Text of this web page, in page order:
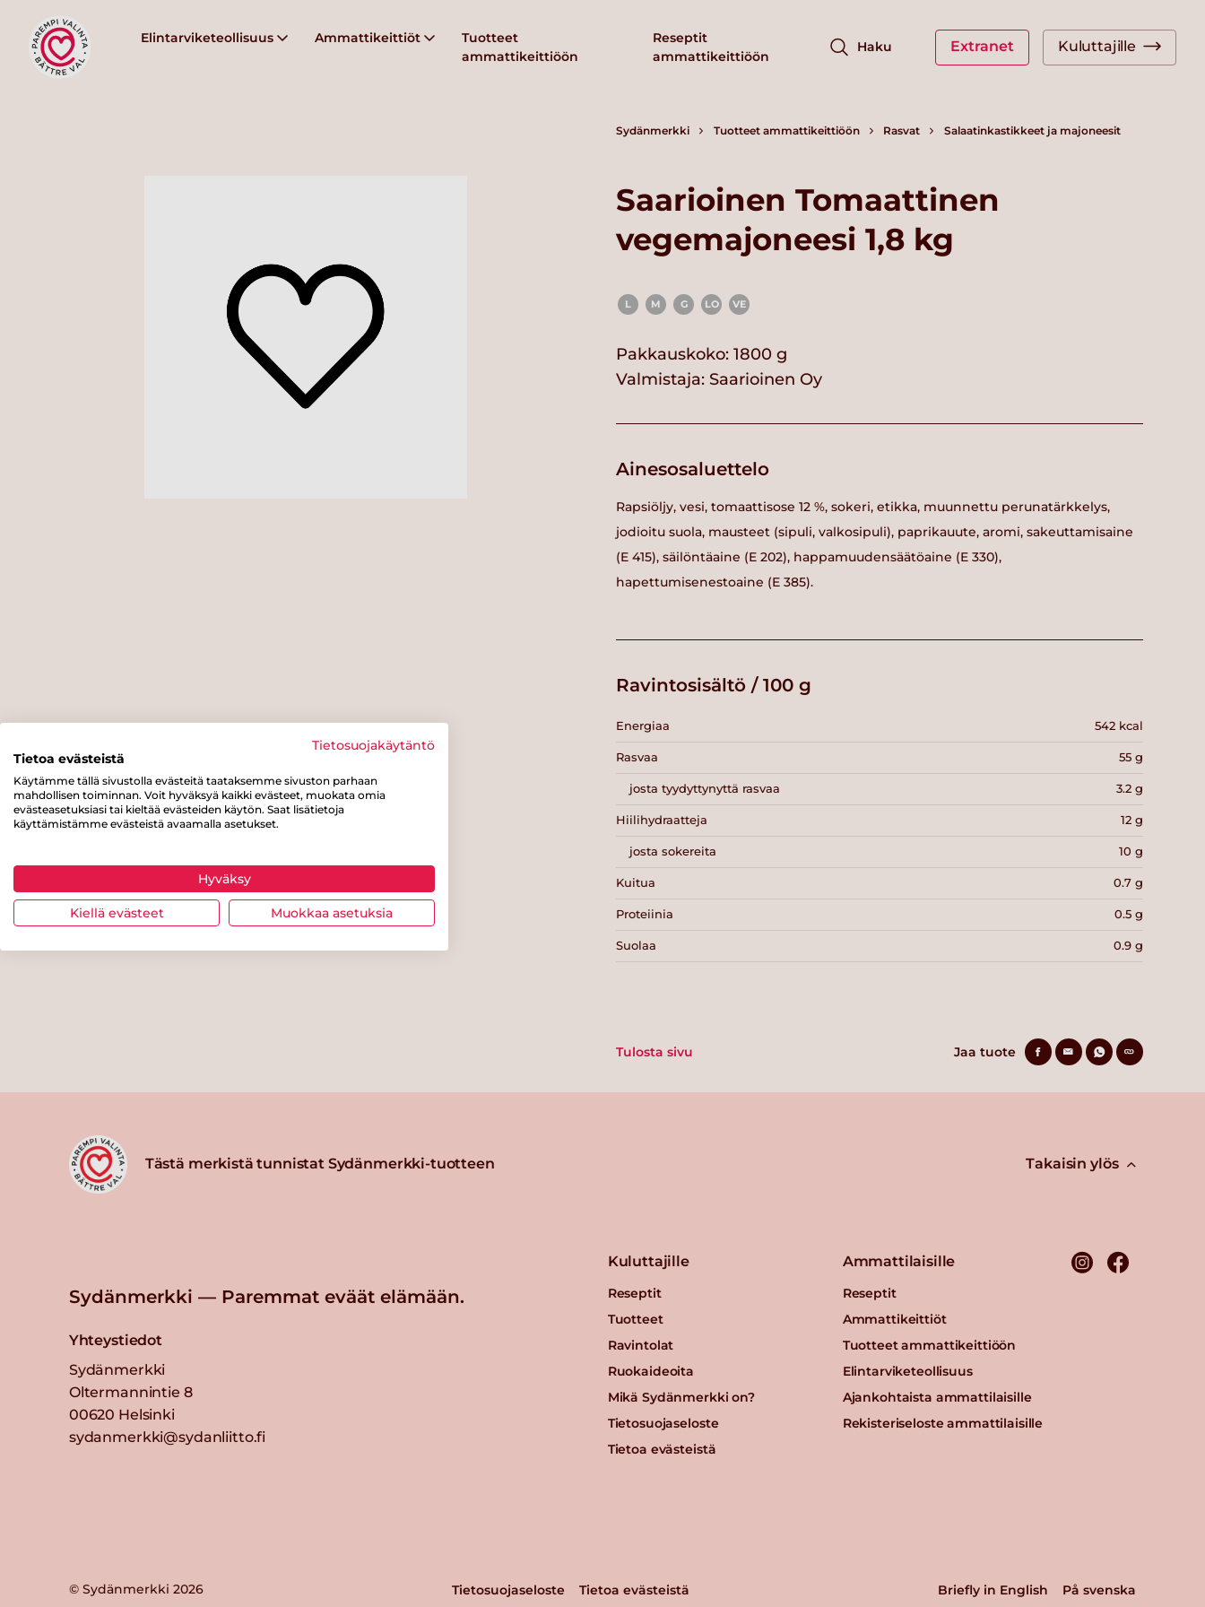
Elintarviketeollisuus Ammattikeittiöt
Tuotteet
ammattikeittiöön
Reseptit
ammattikeittiöön
Haku Extranet Kuluttajille
Sydänmerkki Tuotteet ammattikeittiöön Rasvat Salaatinkastikkeet ja majoneesit
Saarioinen Tomaattinen
vegemajoneesi 1,8 kg
L M G LO VE
Pakkauskoko: 1800 g
Valmistaja: Saarioinen Oy
Ainesosaluettelo
Rapsiöljy, vesi, tomaattisose 12 %, sokeri, etikka, muunnettu perunatärkkelys,
jodioitu suola, mausteet (sipuli, valkosipuli), paprikauute, aromi, sakeuttamisaine
(E 415), säilöntäaine (E 202), happamuudensäätöaine (E 330),
hapettumisenestoaine (E 385).
Ravintosisältö / 100 g
Energiaa 542 kcal
Rasvaa 55 g
josta tyydyttynyttä rasvaa 3.2 g
Hiilihydraatteja 12 g
josta sokereita 10 g
Kuitua 0.7 g
Proteiinia 0.5 g
Suolaa 0.9 g
Tulosta sivu Jaa tuote
Tästä merkistä tunnistat Sydänmerkki-tuotteen Takaisin ylös
Sydänmerkki — Paremmat eväät elämään.
Yhteystiedot
Sydänmerkki
Oltermannintie 8
00620 Helsinki
sydanmerkki@sydanliitto.fi
Kuluttajille
Reseptit
Tuotteet
Ravintolat
Ruokaideoita
Mikä Sydänmerkki on?
Tietosuojaseloste
Tietoa evästeistä
Ammattilaisille
Reseptit
Ammattikeittiöt
Tuotteet ammattikeittiöön
Elintarviketeollisuus
Ajankohtaista ammattilaisille
Rekisteriseloste ammattilaisille
© Sydänmerkki 2026 Tietosuojaseloste Tietoa evästeistä Briefly in English På svenska
Tietosuojakäytäntö
Tietoa evästeistä
Käytämme tällä sivustolla evästeitä taataksemme sivuston parhaan
mahdollisen toiminnan. Voit hyväksyä kaikki evästeet, muokata omia
evästeasetuksiasi tai kieltää evästeiden käytön. Saat lisätietoja
käyttämistämme evästeistä avaamalla asetukset.
Hyväksy
Kiellä evästeet Muokkaa asetuksia